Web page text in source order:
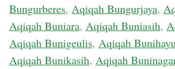
Bungurberes, Aqiqah Bungurjaya,
Aqiqah Buniara, Aqiqah Buniasih,
Aqiqah Bunigeulis, Aqiqah
Aqiqah Bunikasih, Aqiqah